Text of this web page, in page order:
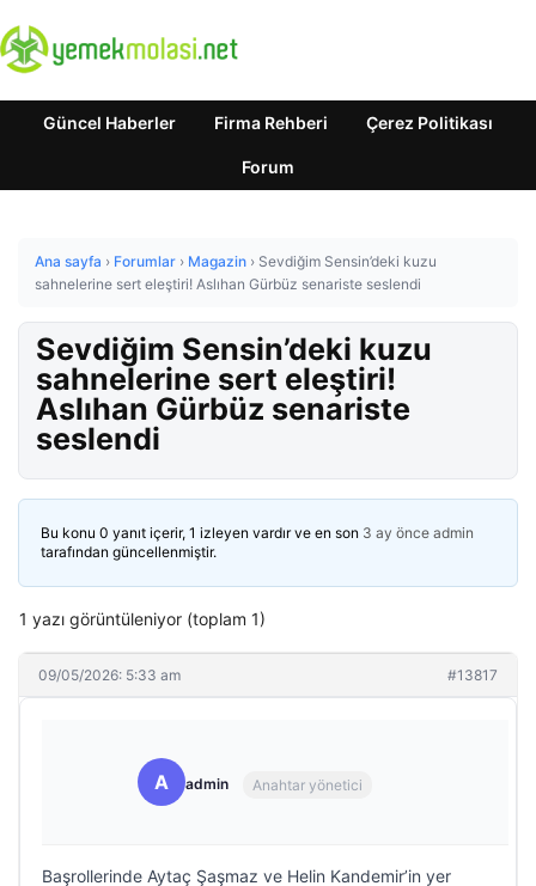
Güncel Haberler Firma Rehberi Çerez Politikası
Forum
Ana sayfa › Forumlar › Magazin › Sevdiğim Sensin’deki kuzu
sahnelerine sert eleştiri! Aslıhan Gürbüz senariste seslendi
Sevdiğim Sensin’deki kuzu
sahnelerine sert eleştiri!
Aslıhan Gürbüz senariste
seslendi
Bu konu 0 yanıt içerir, 1 izleyen vardır ve en son 3 ay önce admin
tarafından güncellenmiştir.
1 yazı görüntüleniyor (toplam 1)
09/05/2026: 5:33 am #13817
A admin Anahtar yönetici
Başrollerinde Aytaç Şaşmaz ve Helin Kandemir’in yer